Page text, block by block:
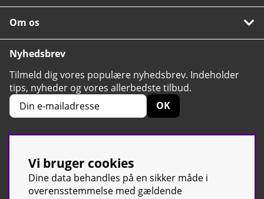
Om os
Nyhedsbrev
Tilmeld dig vores populære nyhedsbrev. Indeholder
tips, nyheder og vores allerbedste tilbud.
OK
4.6 Baseret på 2424 stemmer
Vi bruger cookies
Dine data behandles på en sikker måde i
overensstemmelse med gældende